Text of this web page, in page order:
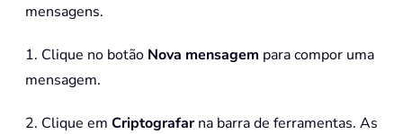
mensagens.
1. Clique no botão Nova mensagem para compor uma
mensagem.
2. Clique em Criptografarna barra de ferramentas. As